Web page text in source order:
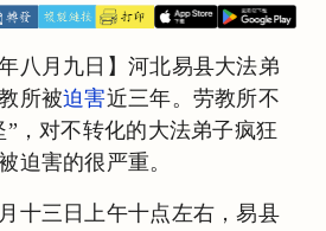
八月九日】河北易县大法弟
所被迫害近三年。劳教所不
”，对不转化的大法弟子疯狂
迫害的很严重。
十三日上午十点左右，易县